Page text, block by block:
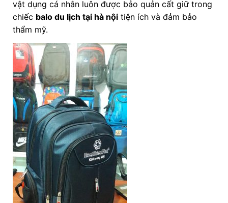
vật dụng cá nhân luôn được bảo quản cất giữ trong
chiếc balo du lịch tại hà nộitiện ích và đảm bảo
thẩm mỹ.